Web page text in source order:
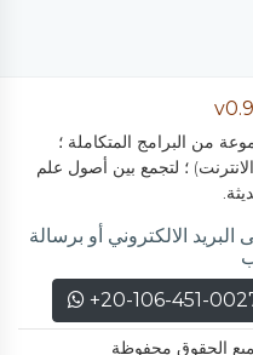
من البرامج المتكاملة ؛
؛ لتجمع بين أصول علم
الالكتروني أو برسالة
+20-106-451-